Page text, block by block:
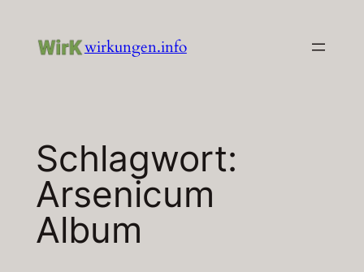
Inhalt
wirkungen.info
Schlagwort:
Arsenicum
Album